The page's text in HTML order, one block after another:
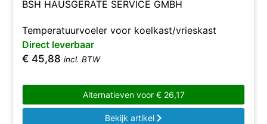
BSH HAUSGERÄTE SERVICE GMBH
Temperatuurvoeler voor koelkast/vrieskast
Direct leverbaar
€ 45,88 incl. BTW
Alternatieven voor €26,17
Bekijk artikel